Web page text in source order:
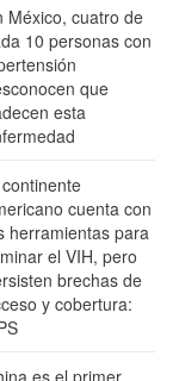
México, cuatro de
10 personas con
que
esta
cuenta con
herramientas para
el VIH, pero
brechas de
y cobertura: